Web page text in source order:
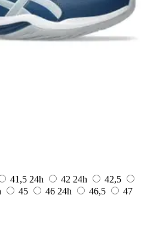
41,5 24h 42 24h
42,5
45 46 24h 46,5
47